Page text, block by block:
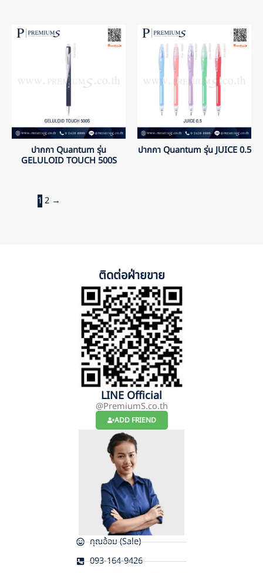
ปากกา Quantum รุ่น
GELULOID TOUCH 500S
ปากกา Quantum รุ่น JUICE 0.5
1 2 →
ติดต่อฝ่ายขาย
LINE Official
@PremiumS.co.th
ADD FRIEND
คุณอ้อม (Sale)
093-164-9426